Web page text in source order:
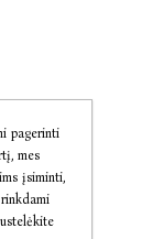
pagerinti
mes
įsiminti,